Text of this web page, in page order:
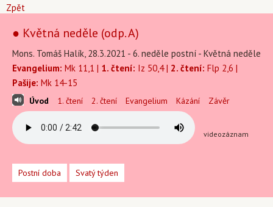
Zpět
● Květná neděle (odp. A)
Mons. Tomáš Halík, 28.3.2021 - 6. neděle postní - Květná neděle
Evangelium: Mk 11,1 | 1. čtení: Iz 50,4 | 2. čtení: Flp 2,6 |
Pašije: Mk 14-15
Úvod 1. čtení 2. čtení Evangelium Kázání Závěr
videozáznam
Postní doba Svatý týden